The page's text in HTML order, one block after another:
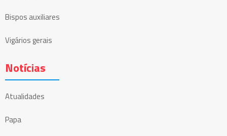
Bispos auxiliares
Vigários gerais
Notícias
Atualidades
Papa